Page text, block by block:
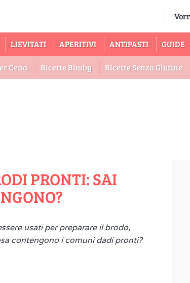
LIEVITATI APERITIVI ANTIPASTI GUIDE
Cena Ricette Bimby Ricette Senza Glutine
PRONTI: SAI
usati per preparare il brodo,
contengono i comuni dadi pronti?